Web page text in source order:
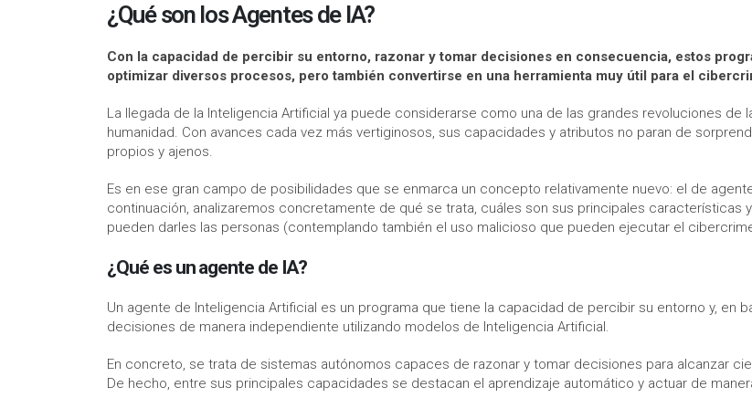
¿Qué son los Agentes de IA?
Con la capacidad de percibir su entorno, razonar y tomar decisiones en consecuencia, estos
optimizar diversos procesos, pero también convertirse en una herramienta muy útil para el
La llegada de la Inteligencia Artificial ya puede considerarse como una de las grandes revoluciones de
humanidad. Con avances cada vez más vertiginosos, sus capacidades y atributos no paran de
propios y ajenos.
Es en ese gran campo de posibilidades que se enmarca un concepto relativamente nuevo: el de
continuación, analizaremos concretamente de qué se trata, cuáles son sus principales características
pueden darles las personas (contemplando también el uso malicioso que pueden ejecutar el
¿Qué es un agente de IA?
Un agente de Inteligencia Artificial es un programa que tiene la capacidad de percibir su entorno y, en
decisiones de manera independiente utilizando modelos de Inteligencia Artificial.
En concreto, se trata de sistemas autónomos capaces de razonar y tomar decisiones para alcanzar
De hecho, entre sus principales capacidades se destacan el aprendizaje automático y actuar de